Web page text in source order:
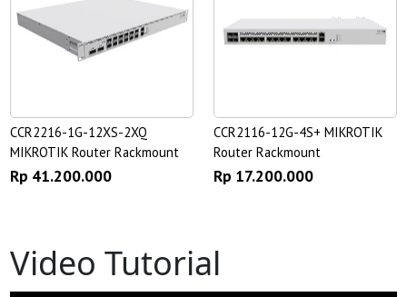
CCR2216-1G-12XS-2XQ
MIKROTIK Router Rackmount
Rp 41.200.000
CCR2116-12G-4S+ MIKROTIK
Router Rackmount
Rp 17.200.000
Video Tutorial